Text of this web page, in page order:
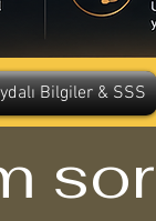
Bilgiler & SSS